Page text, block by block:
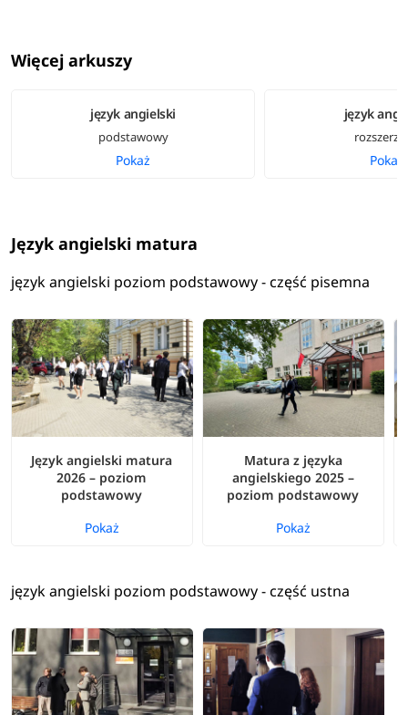
Więcej arkuszy
język angielski
podstawowy
Pokaż
język
Pokaż
Język angielski matura
język angielski poziom podstawowy - część pisemna
Język angielski matura
2026 – poziom
podstawowy
Pokaż
Matura z języka
angielskiego 2025 –
poziom podstawowy
Pokaż
język angielski poziom podstawowy - część ustna